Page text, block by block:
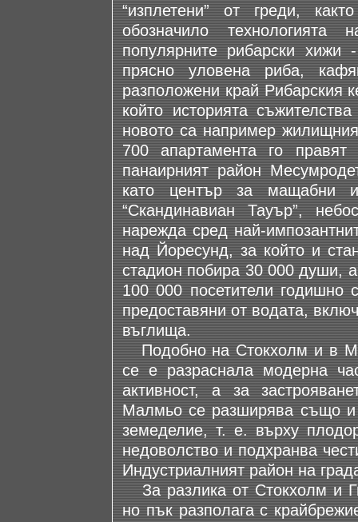
“изплетени” от греди,
обозначило
популярните рибарски
прясно уловена риба,
разположени край Рибарския
който историята
новото са например
700 апартамента го
панаирният район
като център за мащабни
“Скандинавиан Тауър”,
нарежда сред най-
над Йоресунд, за който и
стадион побира 30 000 души,
100 000 посетители годишно
предоставяни от водата,
въглища.
Подобно на Стокхолм и в
се е разраснала модерна
активност, а за
Малмьо се разширява също и
земеделие, т. е. върху
недоволство и подхранва
Индустриалният район на
За разлика от Стокхолм и
но пък разполага с